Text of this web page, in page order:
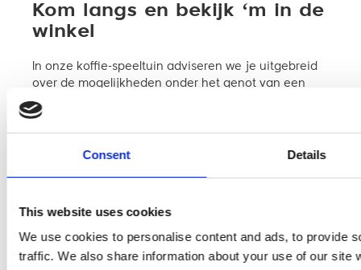
Consent Details
This website uses cookies
We use cookies to personalise content and ads, to provide
traffic. We also share information about your use of our site
Kom langs en bekijk ‘m in de
winkel
In onze koffie-speeltuin adviseren we je uitgebreid
over de mogelijkheden onder het genot van een
verse espresso of cappuccino. Alles voor barista-
kwaliteit koffie onder een dak.
Maatwerk advies; welke machine past bij je?
Winkel met branderij en technische dienst onder één
dak!
Maak een afspraak!